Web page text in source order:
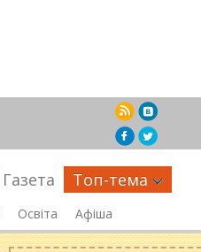
Газета Топ-тема
Освіта Афіша